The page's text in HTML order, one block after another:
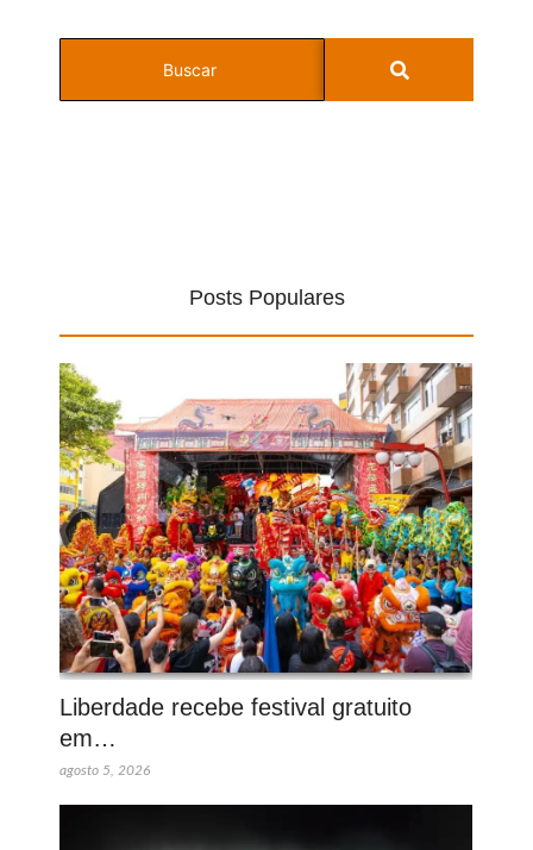
Posts Populares
Liberdade recebe festival gratuito
em…
agosto 5, 2026